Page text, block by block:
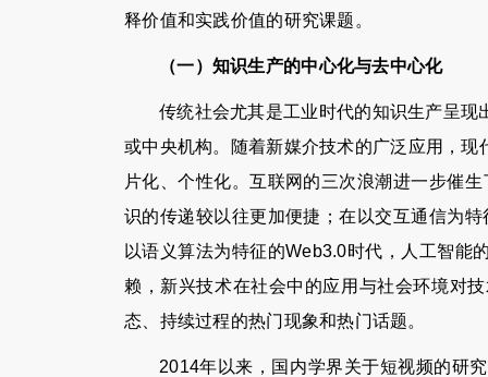
释价值和实践价值的研究课题。
（一）知识生产的中心化与去中心化
传统社会尤其是工业时代的知识生产呈
或中央机构。随着新媒介技术的广泛应用，
片化、个性化。互联网的三次浪潮进一步催
识的传递较以往更加便捷；在以交互通信为
以语义算法为特征的Web3.0时代，人工智能
赖，新兴技术在社会中的应用与社会环境对
态、持续过程的热门现象和热门话题。
2014年以来，国内学界关于短视频的研